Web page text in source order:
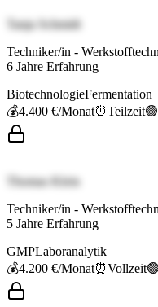
Tanja Schmidt
Techniker/in -
6 Jahre Erfahrung
BiotechnologieFermentation
💰4.400 €/Monat⏰Teilzeit🟢
Thomas Klein
Techniker/in -
5 Jahre Erfahrung
GMPLaboranalytik
💰4.200 €/Monat⏰Vollzeit🟢